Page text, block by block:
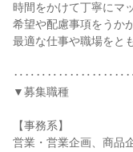
時間をかけて丁寧にマ
希望や配慮事項をうか
最適な仕事や職場をと
▼募集職種
【事務系】
営業・営業企画、商品